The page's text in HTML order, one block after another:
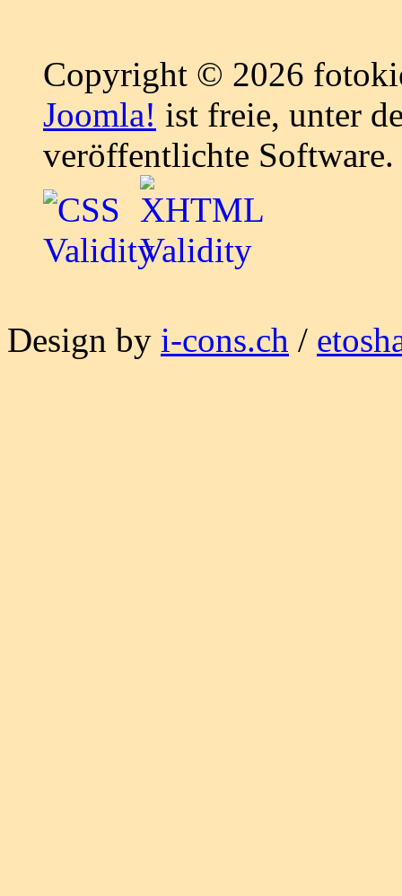
Copyright © 2026
Joomla! ist freie, unter
veröffentlichte Software.
Design by i-cons.ch /